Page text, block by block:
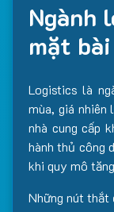
Ngành
mặt
Logistics là
mùa, giá nhiên
nhà cung cấp
hành thủ công
khi quy mô
Những nút thắt